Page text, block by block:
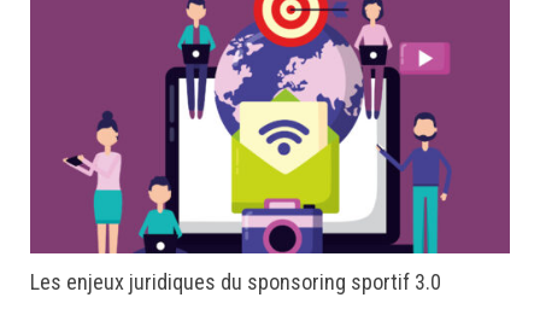
Les enjeux juridiques du sponsoring sportif 3.0